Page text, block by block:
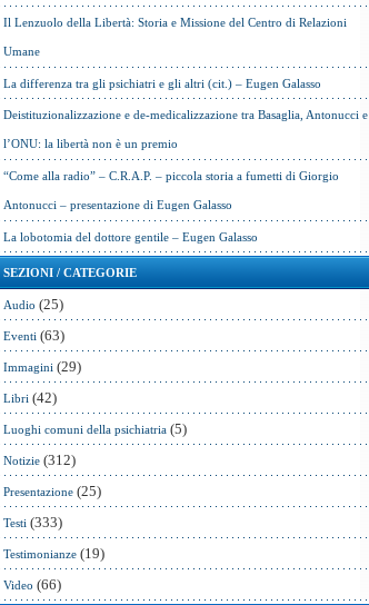
Il Lenzuolo della Libertà: Storia e Missione del Centro di Relazioni
Umane
La differenza tra gli psichiatri e gli altri (cit.) – Eugen Galasso
Deistituzionalizzazione e de-medicalizzazione tra Basaglia, Antonucci e
l’ONU: la libertà non è un premio
“Come alla radio” – C.R.A.P. – piccola storia a fumetti di Giorgio
Antonucci – presentazione di Eugen Galasso
La lobotomia del dottore gentile – Eugen Galasso
SEZIONI / CATEGORIE
Audio (25)
Eventi (63)
Immagini (29)
Libri (42)
Luoghi comuni della psichiatria (5)
Notizie (312)
Presentazione (25)
Testi (333)
Testimonianze (19)
Video (66)